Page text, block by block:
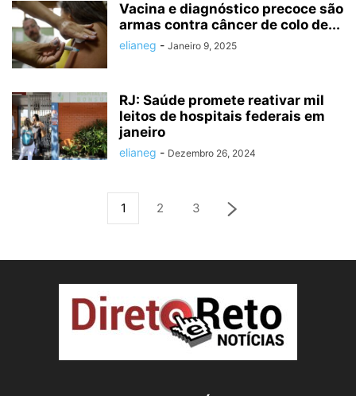
Vacina e diagnóstico precoce são
armas contra câncer de colo de...
elianeg - Janeiro 9, 2025
RJ: Saúde promete reativar mil
leitos de hospitais federais em
janeiro
elianeg - Dezembro 26, 2024
1 2 3